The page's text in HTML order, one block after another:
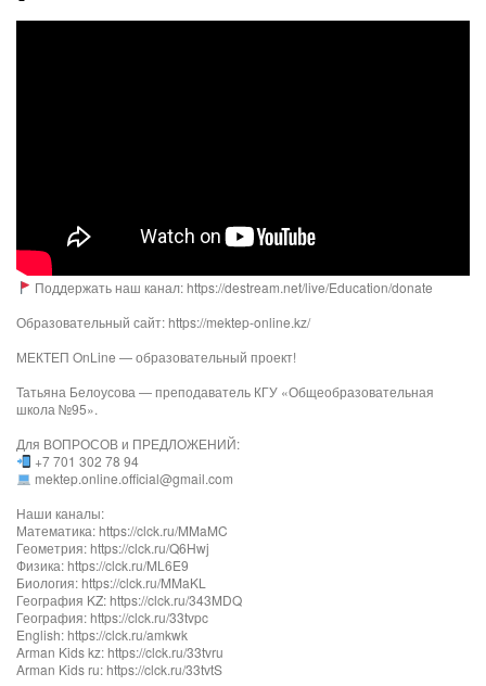
Поддержать наш канал: https://destream.net/live/Education/donate
Образовательный сайт: https://mektep-online.kz/
МЕКТЕП OnLine — образовательный проект!
Татьяна Белоусова — преподаватель КГУ «Общеобразовательная
школа №95».
Для ВОПРОСОВ и ПРЕДЛОЖЕНИЙ:
+7 701 302 78 94
mektep.online.official@gmail.com
Наши каналы:
Математика: https://clck.ru/MMaMC
Геометрия: https://clck.ru/Q6Hwj
Физика: https://clck.ru/ML6E9
Биология: https://clck.ru/MMaKL​​​​​​
География KZ: https://clck.ru/343MDQ
География: https://clck.ru/33tvpc
English: https://clck.ru/amkwk
Arman Kids kz: https://clck.ru/33tvru
Arman Kids ru: https://clck.ru/33tvtS